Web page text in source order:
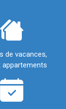
de vacances,
appartements